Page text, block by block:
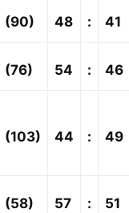
(90) 48 : 41
(76) 54 : 46
(103) 44 : 49
(58) 57 : 51